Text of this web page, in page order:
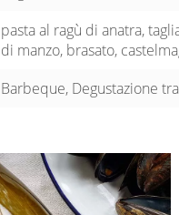
pasta al ragù di anatra,
di manzo, brasato,
Barbeque, Degustazione